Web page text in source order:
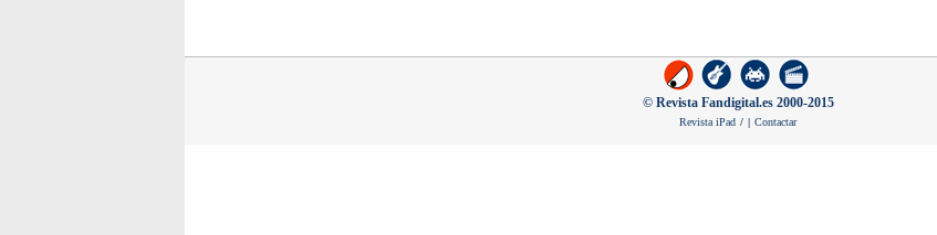
© Revista Fandigital.es 2000-2015
Revista iPad / | Contactar